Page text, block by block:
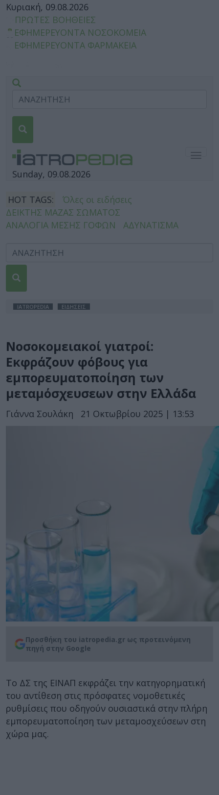
Κυριακή, 09.08.2026
ΠΡΩΤΕΣ ΒΟΗΘΕΙΕΣ
ΕΦΗΜΕΡΕΥΟΝΤΑ ΝΟΣΟΚΟΜΕΙΑ
ΕΦΗΜΕΡΕΥΟΝΤΑ ΦΑΡΜΑΚΕΙΑ
Sunday, 09.08.2026
HOT TAGS:
Όλες οι ειδήσεις
ΔΕΙΚΤΗΣ ΜΑΖΑΣ ΣΩΜΑΤΟΣ
ΑΝΑΛΟΓΙΑ ΜΕΣΗΣ ΓΟΦΩΝ
ΑΔΥΝΑΤΙΣΜΑ
IATROPEDIA ΕΙΔΗΣΕΙΣ
Νοσοκομειακοί γιατροί:
Εκφράζουν φόβους για
εμπορευματοποίηση των
μεταμόσχευσεων στην Ελλάδα
Γιάννα Σουλάκη 21 Οκτωβρίου 2025 | 13:53
Προσθήκη του iatropedia.gr ως προτεινόμενη
πηγή στην Google
Το ΔΣ της ΕΙΝΑΠ εκφράζει την κατηγορηματική
του αντίθεση στις πρόσφατες νομοθετικές
ρυθμίσεις που οδηγούν ουσιαστικά στην πλήρη
εμπορευματοποίηση των μεταμοσχεύσεων στη
χώρα μας.